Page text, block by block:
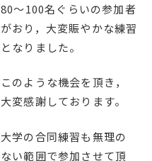
本校のPTA活動
同窓会
プライバシーポリシー
80～100名ぐらいの参加者
がおり，大変賑やかな練習
となりました。
このような機会を頂き，
大変感謝しております。
大学の合同練習も無理の
ない範囲で参加させて頂